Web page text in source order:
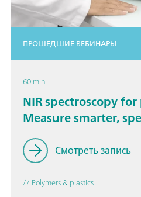
ПРОШЕДШИЕ ВЕБИНАРЫ
60 min
NIR spectroscopy
Measure smarter,
Смотреть запись
// Polymers & plastics